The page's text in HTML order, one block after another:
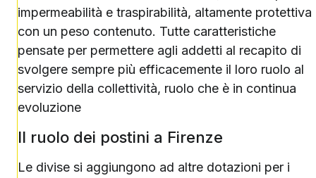
impermeabilità e traspirabilità, altamente protettiva
con un peso contenuto. Tutte caratteristiche
pensate per permettere agli addetti al recapito di
svolgere sempre più efficacemente il loro ruolo al
servizio della collettività, ruolo che è in continua
evoluzione
Il ruolo dei postini a Firenze
Le divise si aggiungono ad altre dotazioni per i